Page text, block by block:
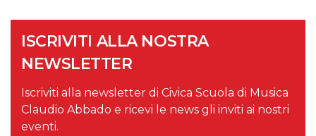
ISCRIVITI ALLA NOSTRA
NEWSLETTER
Iscriviti alla newsletter di Civica Scuola di Musica
Claudio Abbado e ricevi le news gli inviti ai nostri
eventi.